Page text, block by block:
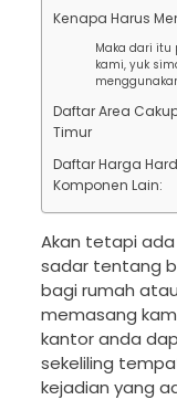
Kenapa Harus
Maka dari itu
kami, yuk
Daftar Area
Timur
Daftar Harga
Komponen Lain:
Akan tetapi
sadar tentang
bagi rumah
memasang
kantor anda
sekeliling
kejadian yang